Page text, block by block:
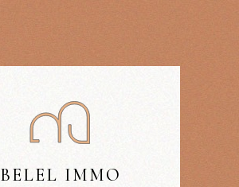
BELEL IMMO